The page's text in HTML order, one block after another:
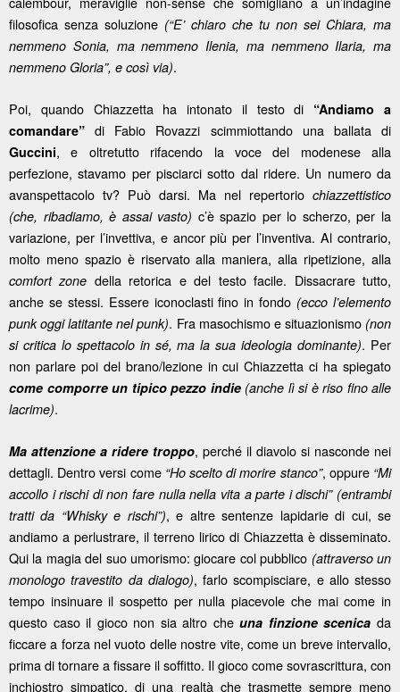
filosofica senza soluzione (“E’ chiaro che tu non sei Chiara, ma
nemmeno Sonia, ma nemmeno Ilenia, ma nemmeno Ilaria, ma
nemmeno Gloria”, e così via).
Poi, quando Chiazzetta ha intonato il testo di “Andiamo a
comandare” di Fabio Rovazzi scimmiottando una ballata di
Guccini, e oltretutto rifacendo la voce del modenese alla
perfezione, stavamo per pisciarci sotto dal ridere. Un numero da
avanspettacolo tv? Può darsi. Ma nel repertorio chiazzettistico
(che, ribadiamo, è assai vasto) c’è spazio per lo scherzo, per la
variazione, per l’invettiva, e ancor più per l’inventiva. Al contrario,
molto meno spazio è riservato alla maniera, alla ripetizione, alla
comfort zone della retorica e del testo facile. Dissacrare tutto,
anche se stessi. Essere iconoclasti fino in fondo (ecco l’elemento
punk oggi latitante nel punk). Fra masochismo e situazionismo (non
si critica lo spettacolo in sé, ma la sua ideologia dominante). Per
non parlare poi del brano/lezione in cui Chiazzetta ci ha spiegato
come comporre un tipico pezzo indie(anche lì si è riso fino alle
lacrime).
Ma attenzione a ridere troppo, perché il diavolo si nasconde nei
dettagli. Dentro versi come “Ho scelto di morire stanco”, oppure “Mi
accollo i rischi di non fare nulla nella vita a parte i dischi” (entrambi
tratti da “Whisky e rischi”), e altre sentenze lapidarie di cui, se
andiamo a perlustrare, il terreno lirico di Chiazzetta è disseminato.
Qui la magia del suo umorismo: giocare col pubblico (attraverso un
monologo travestito da dialogo), farlo scompisciare, e allo stesso
tempo insinuare il sospetto per nulla piacevole che mai come in
questo caso il gioco non sia altro cheuna finzione scenica da
ficcare a forza nel vuoto delle nostre vite, come un breve intervallo,
prima di tornare a fissare il soffitto. Il gioco come sovrascrittura, con
inchiostro simpatico, di una realtà che trasmette sempre meno